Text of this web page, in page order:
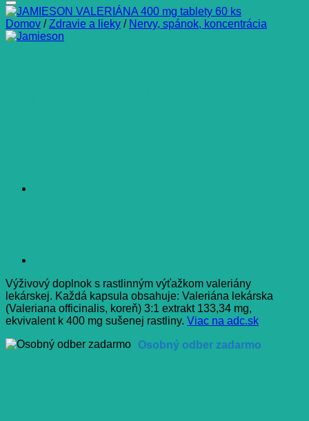
Domov / Zdravie a lieky / Nervy, spánok, koncentrácia
Výživový doplnok s rastlinným výťažkom valeriány
lekárskej. Každá kapsula obsahuje: Valeriána lekárska
(Valeriana officinalis, koreň) 3:1 extrakt 133,34 mg,
ekvivalent k 400 mg sušenej rastliny. Viac na adc.sk
Osobný odber zadarmo